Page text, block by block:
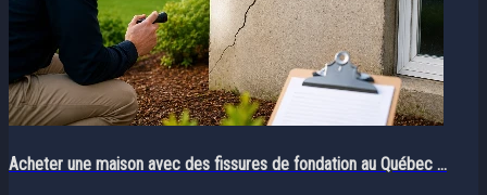
Acheter une maison avec des fissures de fondation au Québec ...